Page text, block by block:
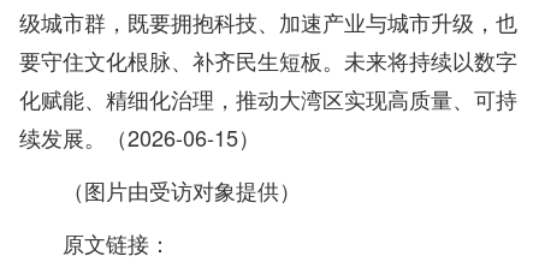
级城市群，既要拥抱科技、加速产业与城市升级，也
要守住文化根脉、补齐民生短板。未来将持续以数字
化赋能、精细化治理，推动大湾区实现高质量、可持
续发展。（2026-06-15）
（图片由受访对象提供）
原文链接：